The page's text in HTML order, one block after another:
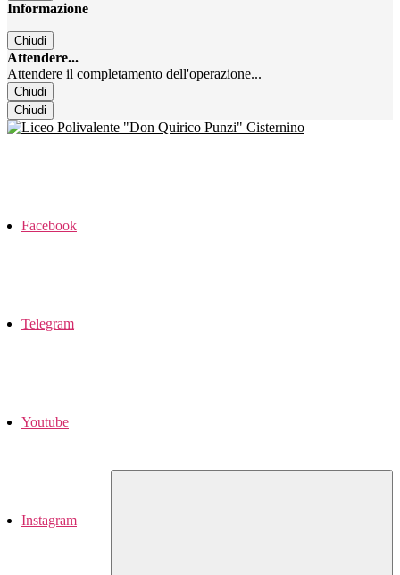
Informazione
Chiudi
Attendere...
Attendere il completamento dell'operazione...
Chiudi
Chiudi
Facebook
Telegram
Youtube
Instagram